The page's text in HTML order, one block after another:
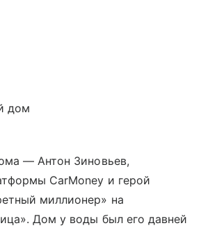
дом
— Антон Зиновьев,
CarMoney и герой
миллионер» на
Дом у воды был его давней